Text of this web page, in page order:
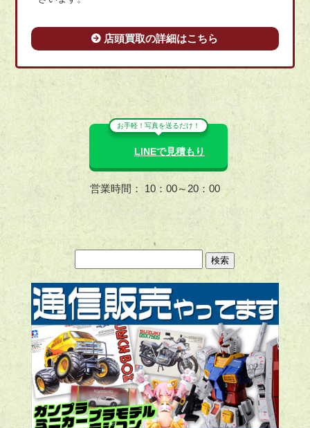
店頭買取の詳細はこちら
お手軽！写真を送るだけ！
LINEで見積もり
営業時間： 10：00～20：00